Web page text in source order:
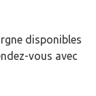
disponibles
vous avec